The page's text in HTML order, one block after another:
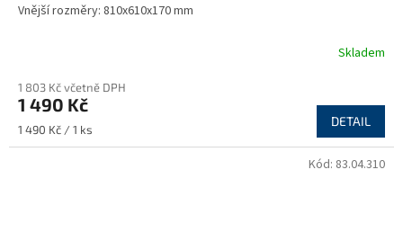
Vnější rozměry: 810x610x170 mm
Skladem
1 803 Kč včetně DPH
1 490 Kč
Měrná
cena:
1 490 Kč / 1 ks
DETAIL
Kód: 83.04.310